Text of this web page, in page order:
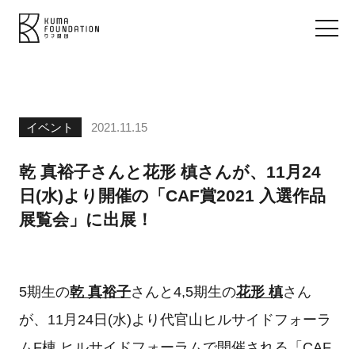
イベント 2021.11.15
乾 真裕子さんと花形 槙さんが、11月24
日(水)より開催の「CAF賞2021 入選作品
展覧会」に出展！
5期生の乾 真裕子さんと4,5期生の花形 槙さん
が、11月24日(水)より代官山ヒルサイドフォーラ